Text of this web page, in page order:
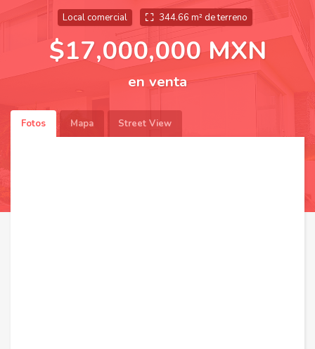
Local comercial 344.66 m² de terreno
$17,000,000 MXN
en venta
Fotos Mapa Street View